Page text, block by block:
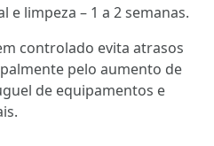
e limpeza – 1 a 2 semanas.
controlado evita atrasos
pelo aumento de
de equipamentos e